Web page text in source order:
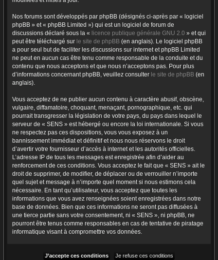
Nos forums sont développés par phpBB (désignés ci-après par « logiciel
phpBB » et « phpBB Limited ») qui est un logiciel de forum de
discussions déclaré sous la « licence publique générale GNU 2.0 » et qui
peut être téléchargé sur le site de phpBB (en anglais). Le logiciel phpBB
a pour seul but de faciliter les discussions sur internet et phpBB Limited
ne peut en aucun cas être tenu comme responsable de la conduite et du
contenu que nous acceptons et que nous n’acceptons pas. Pour plus
d’informations concernant phpBB, veuillez consulter le site de phpBB (en
anglais).
Vous acceptez de ne publier aucun contenu à caractère abusif, obscène,
vulgaire, diffamatoire, choquant, menaçant, pornographique, etc. qui
pourrait transgresser la législation de votre pays, du pays dans lequel le
serveur de « SENS » est hébergé ou encore la loi internationale. Si vous
ne respectez pas ces dispositions, vous vous exposez à un
bannissement immédiat et définitif et nous nous réservons le droit
d’avertir votre fournisseur d’accès à internet et les autorités officielles.
L’adresse IP de tous les messages est enregistrée afin d’aider au
renforcement de ces conditions. Vous acceptez le fait que « SENS » ait le
droit de supprimer, de modifier, de déplacer ou de verrouiller n’importe
quel sujet et message à n’importe quel moment si nous estimons cela
nécessaire. En tant qu’utilisateur, vous acceptez que toutes les
informations que vous avez renseignées soient enregistrées dans notre
base de données. Bien que ces informations ne seront pas diffusées à
une tierce partie sans votre consentement, ni « SENS », ni phpBB, ne
pourront être tenus comme responsables en cas de tentative de piratage
informatique visant à compromettre vos données.